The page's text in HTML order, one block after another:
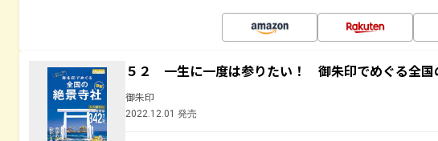
５２ 一生に一度は参りたい！ 御朱印でめぐる全国
御朱印
2022.12.01 発売